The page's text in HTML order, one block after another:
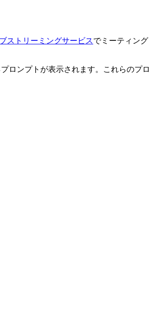
ストリーミングサービスでミーティング
ロンプトが表示されます。これらのプロ